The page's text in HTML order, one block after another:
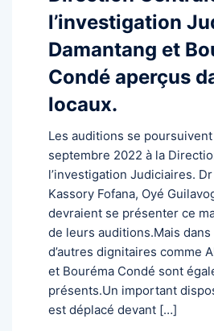
l’investigation
Damantang et
Condé aperçus
locaux.
Les auditions se
septembre 2022 à la
l’investigation Judiciaires.
Kassory Fofana, Oyé
devraient se présenter ce
de leurs auditions.Mais dans
d’autres dignitaires comme
et Bouréma Condé sont
présents.Un important
est déplacé devant […]